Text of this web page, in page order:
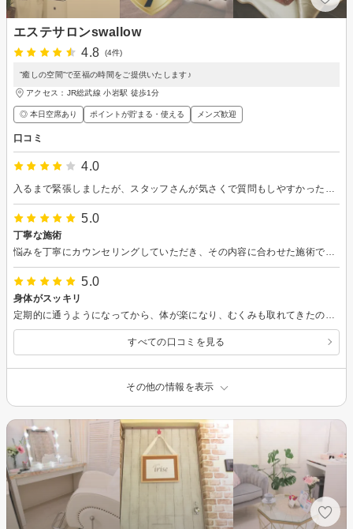
エステサロンswallow
4.8
(4件)
”癒しの空間”で至福の時間をご提供いたします♪
アクセス：JR総武線 小岩駅 徒歩1分
◎ 本日空席あり ポイントが貯まる・使える メンズ歓迎
口コミ
4.0
5.0
丁寧な施術
5.0
身体がスッキリ
すべての口コミを見る
その他の情報を表示